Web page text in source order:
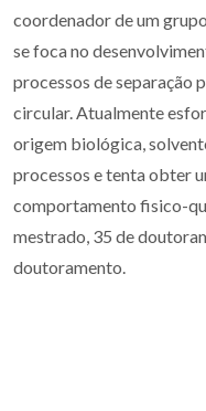
coordenador de um
se foca no
processos de separação
circular. Atualmente
origem biológica,
processos e tenta obter
comportamento fisico-
mestrado, 35 de
doutoramento.